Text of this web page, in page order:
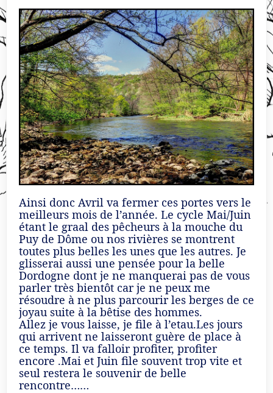
Ainsi donc Avril va fermer ces portes vers le
meilleurs mois de l’année. Le cycle Mai/Juin
étant le graal des pêcheurs à la mouche du
Puy de Dôme ou nos rivières se montrent
toutes plus belles les unes que les autres. Je
glisserai aussi une pensée pour la belle
Dordogne dont je ne manquerai pas de vous
parler très bientôt car je ne peux me
résoudre à ne plus parcourir les berges de ce
joyau suite à la bêtise des hommes.
Allez je vous laisse, je file à l’etau.Les jours
qui arrivent ne laisseront guère de place à
ce temps. Il va falloir profiter, profiter
encore .Mai et Juin file souvent trop vite et
seul restera le souvenir de belle
rencontre……